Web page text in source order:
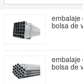
embalaje
bolsa de
embalaje
bolsa de